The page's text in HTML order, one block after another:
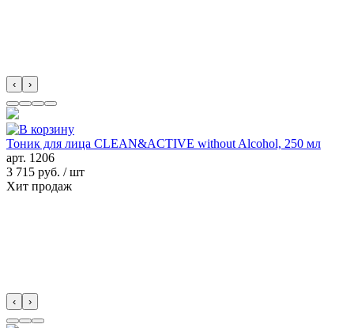
‹ ›
Тоник для лица CLEAN&ACTIVE without Alcohol, 250 мл
арт. 1206
3 715 руб. / шт
Хит продаж
‹ ›